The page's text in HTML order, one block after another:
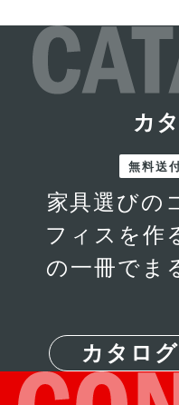
カ
無料送
家具選びの
フィスを作
の一冊でま
カタロ